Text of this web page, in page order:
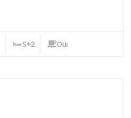
S+2 Oui